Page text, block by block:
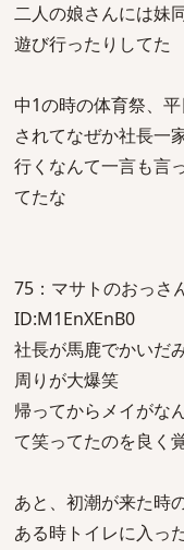
二人の娘さんには妹
遊び行ったりしてた
中1の時の体育祭、
されてなぜか社長一
行くなんて一言も言
てたな
75：マサトのおっさ
ID:M1EnXEnB0
社長が馬鹿でかいだ
周りが大爆笑
帰ってからメイがな
て笑ってたのを良く
あと、初潮が来た時
ある時トイレに入っ